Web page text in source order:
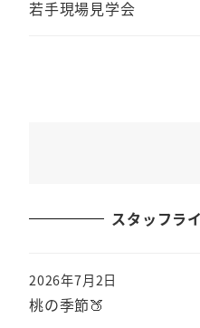
若手現場見学会
スタッフラ
桃の季節🍑
2026年7月2日